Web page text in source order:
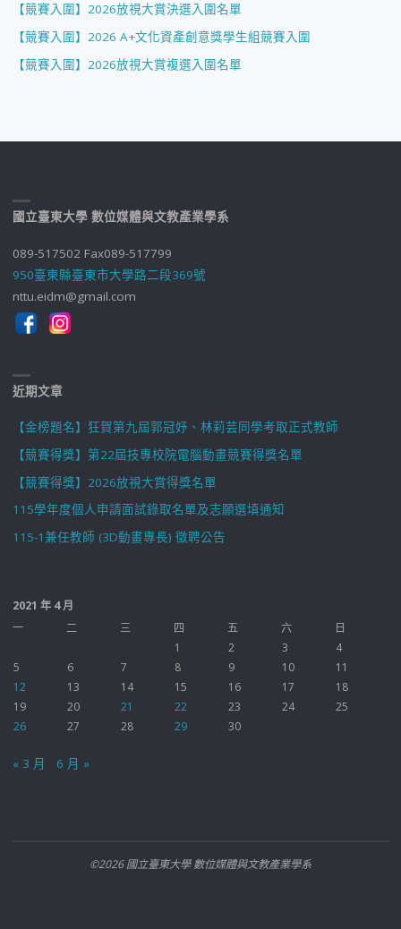
【競賽入圍】2026放視大賞決選入圍名單
【競賽入圍】2026 A+文化資產創意獎學生組競賽入圍
【競賽入圍】2026放視大賞複選入圍名單
國立臺東大學 數位媒體與文教產業學系
089-517502 Fax089-517799
950臺東縣臺東市大學路二段369號
nttu.eidm@gmail.com
近期文章
【金榜題名】狂賀第九屆郭冠妤、林莉芸同學考取正式教師
【競賽得獎】第22屆技專校院電腦動畫競賽得獎名單
【競賽得獎】2026放視大賞得獎名單
115學年度個人申請面試錄取名單及志願選填通知
115-1兼任教師 (3D動畫專長) 徵聘公告
2021 年 4 月
一
二 三 四 五 六
日
1
2 3
4
5
6 7 8 9 10
11
12
13 14 15 16 17
18
19
20 21 22 23 24
25
26
27 28 29 30
« 3 月 6 月 »
©2026 國立臺東大學 數位媒體與文教產業學系